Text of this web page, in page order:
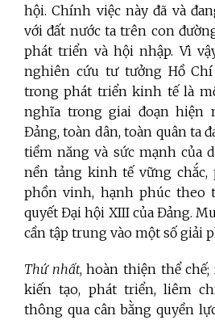
hội. Chính việc này đã và
với đất nước ta trên con
phát triển và hội nhập. Vì
nghiên cứu tư tưởng Hồ
trong phát triển kinh tế là
nghĩa trong giai đoạn hiện
Đảng, toàn dân, toàn quân ta
tiềm năng và sức mạnh của
nền tảng kinh tế vững chắc,
phồn vinh, hạnh phúc theo
quyết Đại hội XIII của Đảng.
cần tập trung vào một số giải
Thứ nhất, hoàn thiện thể
kiến tạo, phát triển, liêm
thông qua cân bằng quyền